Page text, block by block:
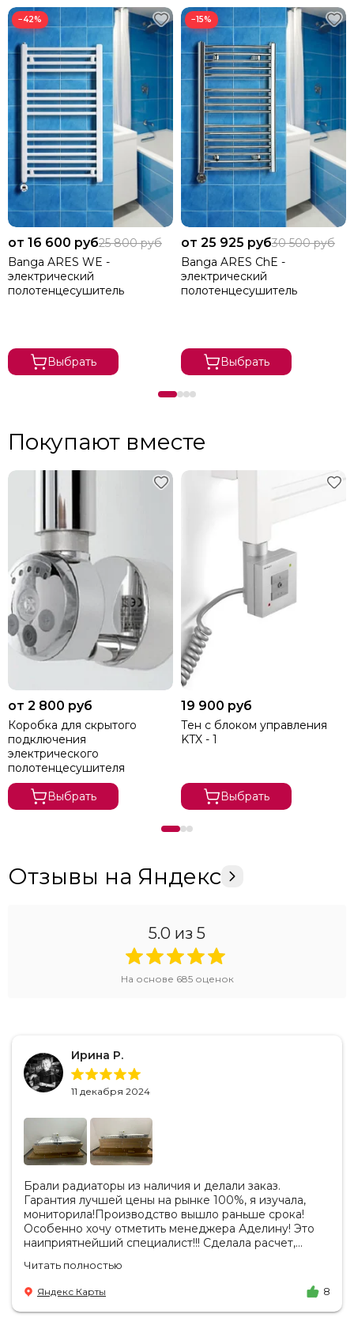
−42%
от 16 600 руб25 800 руб
Banga ARES WE -
электрический
полотенцесушитель
Выбрать
−15%
от 25 925 руб30 500 руб
Banga ARES ChE -
электрический
полотенцесушитель
Выбрать
Покупают вместе
от 2 800 руб
Коробка для скрытого
подключения
электрического
полотенцесушителя
Выбрать
19 900 руб
Тен с блоком управления
KTX - 1
Выбрать
Отзывы на Яндекс
5.0 из 5
На основе 685оценок
Ирина Р.
11 декабря 2024
Брали радиаторы из наличия и делали заказ.
Гарантия лучшей цены на рынке 100%, я изучала,
мониторила!Производство вышло раньше срока!
Особенно хочу отметить менеджера Аделину! Это
наиприятнейший специалист!!! Сделала расчет,
цену. Всегда на связи, на все вопросы есть ответы.
Доставка на удобный день, удобное время! Никаких
замечаний, только бесконечное удовольствие от
взаимодействия с ней. Вот это я понимаю - ЛИЦО
Читать полностью
Яндекс Карты 8